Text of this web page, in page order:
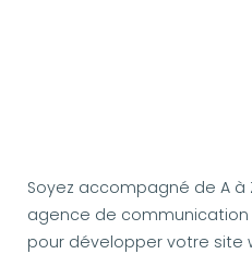
Soyez accompagné de A à
agence de
pour développer votre site